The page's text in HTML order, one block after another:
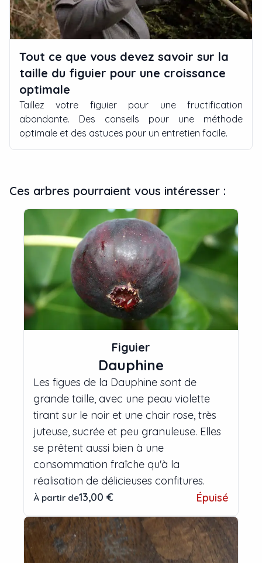
Tout ce que vous devez savoir sur la
taille du figuier pour une croissance
optimale
Taillez votre figuier pour une fructification
abondante. Des conseils pour une méthode
optimale et des astuces pour un entretien facile.
Ces arbres pourraient vous intéresser :
Figuier
Dauphine
Les figues de la Dauphine sont de
grande taille, avec une peau violette
tirant sur le noir et une chair rose, très
juteuse, sucrée et peu granuleuse. Elles
se prêtent aussi bien à une
consommation fraîche qu'à la
réalisation de délicieuses confitures.
À partir de13,00 € Épuisé